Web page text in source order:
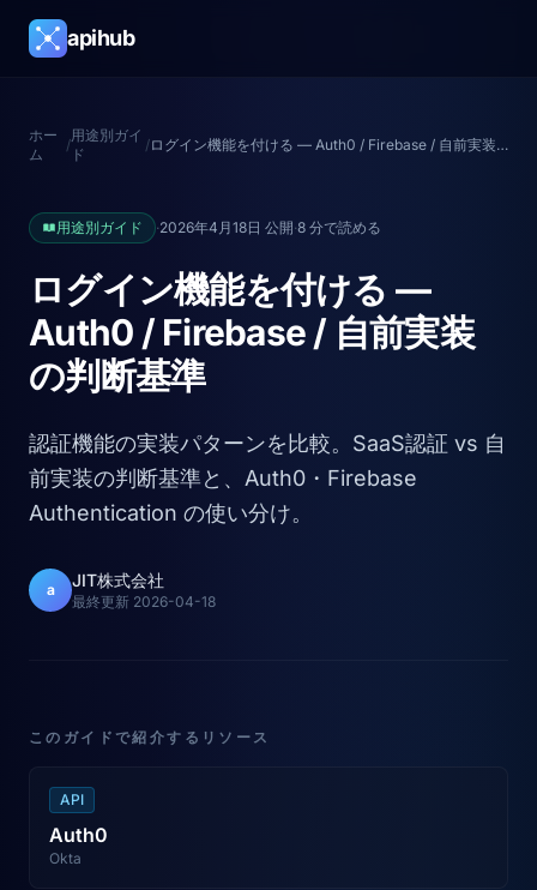
apihub
ホー
ム
/
用途別ガイ
ド
/ ログイン機能を付ける — Auth0 / Firebase / 自前実装の判断基準
用途別ガイド ·2026年4月18日 公開·8 分で読める
ログイン機能を付ける —
Auth0 / Firebase / 自前実装
の判断基準
認証機能の実装パターンを比較。SaaS認証 vs 自
前実装の判断基準と、Auth0・Firebase
Authentication の使い分け。
a JIT株式会社
最終更新 2026-04-18
このガイドで紹介するリソース
API
Auth0
Okta